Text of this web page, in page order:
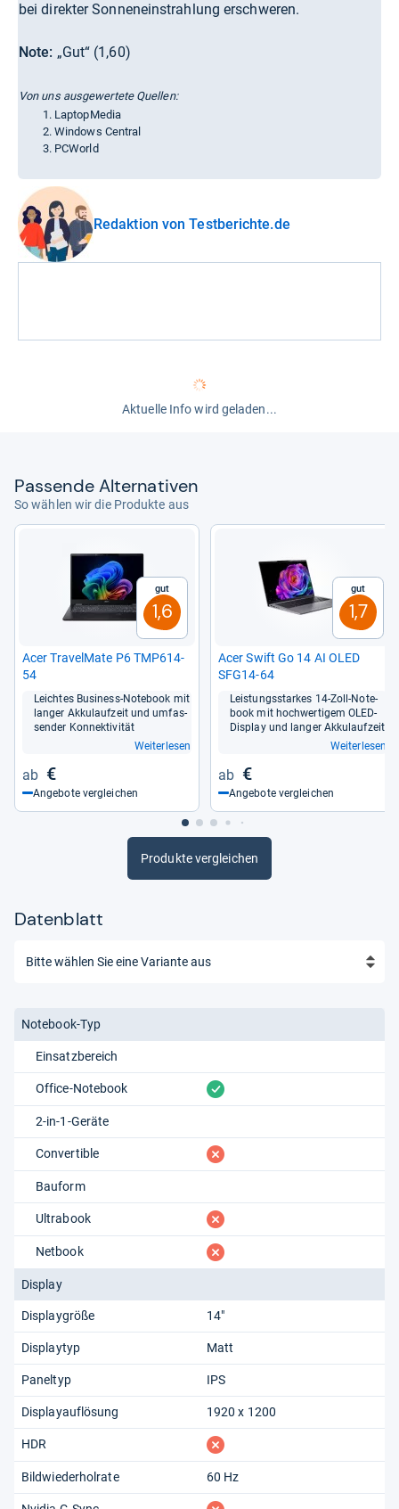
bei direkter Sonneneinstrahlung erschweren.
Note: „Gut“ (1,60)
Von uns ausgewertete Quellen:
LaptopMedia
Windows Central
PCWorld
Redaktion von Testberichte.de
Aktuelle Info wird geladen...
Pas­sende Alter­na­ti­ven
So wählen wir die Produkte aus
Gut
1,6
Acer Tra­vel­Mate P6 TMP614-​
54
Leich­tes Busi­ness-​Note­book mit
lan­ger Akku­lauf­zeit und umfas­
sen­der Kon­nek­ti­vi­tät
Weiterlesen
€
Angebote vergleichen
Gut
1,7
Acer Swift Go 14 AI OLED
SFG14-​64
Leis­tungs­star­kes 14-​Zoll-​Note­
book mit hoch­wer­ti­gem OLED-​
Dis­play und lan­ger Akku­lauf­zeit
Weiterlesen
€
Angebote vergleichen
Produkte vergleichen
Datenblatt
Notebook-Typ
Einsatzbereich
Office-Notebook vorhanden
2-in-1-Geräte
Convertible fehlt
Bauform
Ultrabook fehlt
Netbook fehlt
Display
Displaygröße 14"
Displaytyp Matt
Paneltyp IPS
Displayauflösung 1920 x 1200
HDR fehlt
Bildwiederholrate 60 Hz